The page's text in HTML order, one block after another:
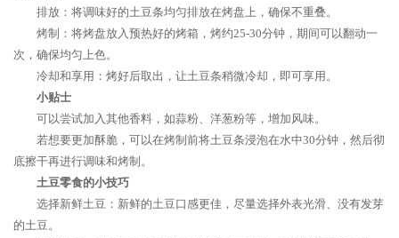
排放：将调味好的土豆条均匀排放在烤盘上，确保不重叠。
烤制：将烤盘放入预热好的烤箱，烤约25-30分钟，期间可以翻动一
次，确保均匀上色。
冷却和享用：烤好后取出，让土豆条稍微冷却，即可享用。
小贴士
可以尝试加入其他香料，如蒜粉、洋葱粉等，增加风味。
若想要更加酥脆，可以在烤制前将土豆条浸泡在水中30分钟，然后彻
底擦干再进行调味和烤制。
土豆零食的小技巧
选择新鲜土豆：新鲜的土豆口感更佳，尽量选择外表光滑、没有发芽
的土豆。